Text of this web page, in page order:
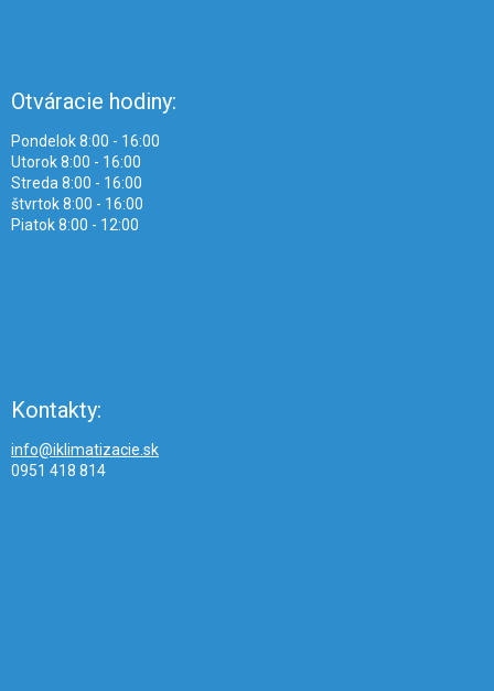
Otváracie hodiny:
Pondelok 8:00 - 16:00
Utorok 8:00 - 16:00
Streda 8:00 - 16:00
štvrtok 8:00 - 16:00
Piatok 8:00 - 12:00
Kontakty:
info@iklimatizacie.sk
0951 418 814